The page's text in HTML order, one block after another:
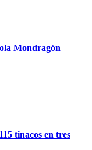
Mondragón
tinacos en tres